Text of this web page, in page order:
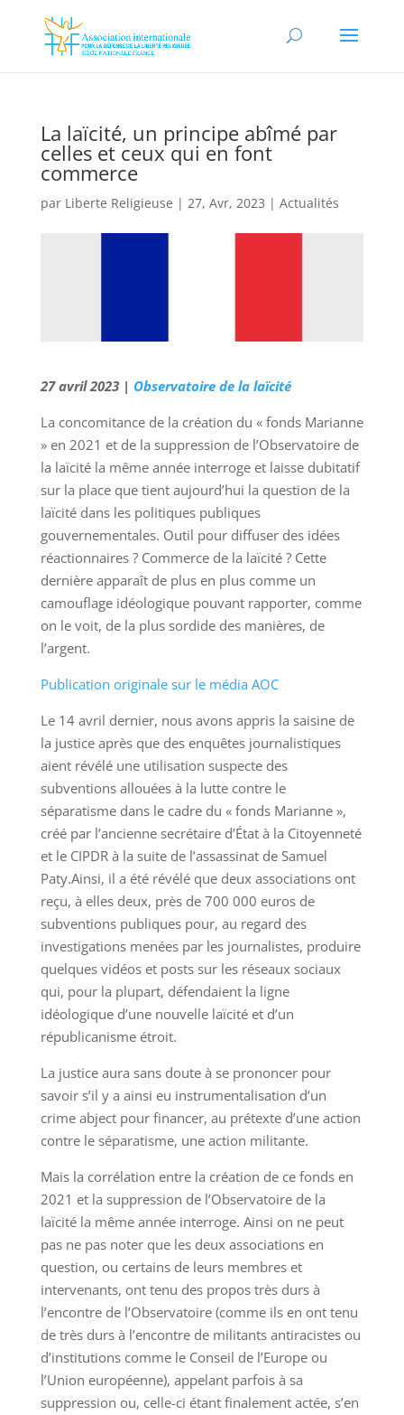
La laïcité, un principe abîmé par
celles et ceux qui en font
commerce
par Liberte Religieuse | 27, Avr, 2023 | Actualités
27 avril 2023 | Observatoire de la laïcité
La concomitance de la création du « fonds Marianne
» en 2021 et de la suppression de l’Observatoire de
la laïcité la même année interroge et laisse dubitatif
sur la place que tient aujourd’hui la question de la
laïcité dans les politiques publiques
gouvernementales. Outil pour diffuser des idées
réactionnaires ? Commerce de la laïcité ? Cette
dernière apparaît de plus en plus comme un
camouflage idéologique pouvant rapporter, comme
on le voit, de la plus sordide des manières, de
l’argent.
Publication originale sur le média AOC
Le 14 avril dernier, nous avons appris la saisine de
la justice après que des enquêtes journalistiques
aient révélé une utilisation suspecte des
subventions allouées à la lutte contre le
séparatisme dans le cadre du « fonds Marianne »,
créé par l’ancienne secrétaire d’État à la Citoyenneté
et le CIPDR à la suite de l’assassinat de Samuel
Paty.Ainsi, il a été révélé que deux associations ont
reçu, à elles deux, près de 700 000 euros de
subventions publiques pour, au regard des
investigations menées par les journalistes, produire
quelques vidéos et posts sur les réseaux sociaux
qui, pour la plupart, défendaient la ligne
idéologique d’une nouvelle laïcité et d’un
républicanisme étroit.
La justice aura sans doute à se prononcer pour
savoir s’il y a ainsi eu instrumentalisation d’un
crime abject pour financer, au prétexte d’une action
contre le séparatisme, une action militante.
Mais la corrélation entre la création de ce fonds en
2021 et la suppression de l’Observatoire de la
laïcité la même année interroge. Ainsi on ne peut
pas ne pas noter que les deux associations en
question, ou certains de leurs membres et
intervenants, ont tenu des propos très durs à
l’encontre de l’Observatoire (comme ils en ont tenu
de très durs à l’encontre de militants antiracistes ou
d’institutions comme le Conseil de l’Europe ou
l’Union européenne), appelant parfois à sa
suppression ou, celle-ci étant finalement actée, s’en